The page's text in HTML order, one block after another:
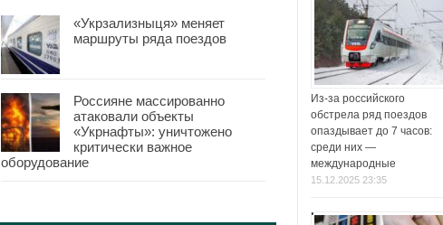
«Укрзализныця» меняет
маршруты ряда поездов
Россияне массированно
атаковали объекты
«Укрнафты»: уничтожено
критически важное
оборудование
Из-за российского
обстрела ряд поездов
опаздывает до 7 часов:
среди них —
международные
15.12.2025 23:35